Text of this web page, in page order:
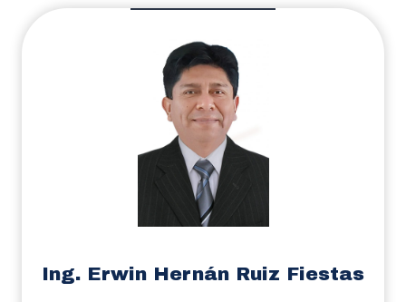
Ing. Erwin Hernán Ruiz Fiestas